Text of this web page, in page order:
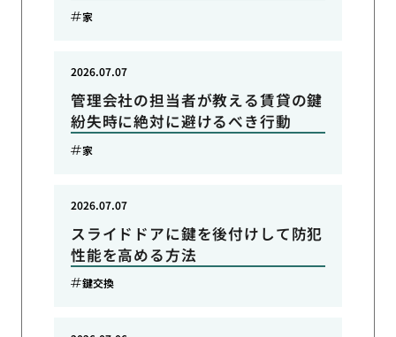
家
管理会社の担当者が教える賃貸の鍵
紛失時に絶対に避けるべき行動
2026.07.07
家
スライドドアに鍵を後付けして防犯
性能を高める方法
2026.07.07
鍵交換